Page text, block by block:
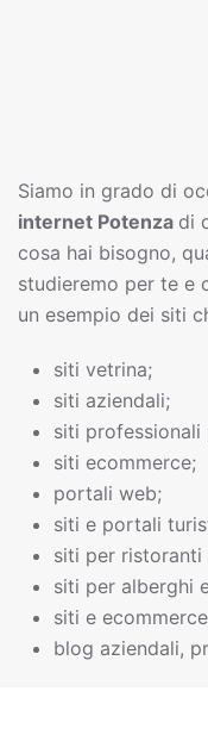
Siamo in grado di
internet Potenza di
cosa hai bisogno,
studieremo per te e
un esempio dei siti
siti vetrina;
siti aziendali;
siti
siti ecommerce;
portali web;
siti e portali
siti per ristoranti
siti per alberghi
siti e
blog aziendali,